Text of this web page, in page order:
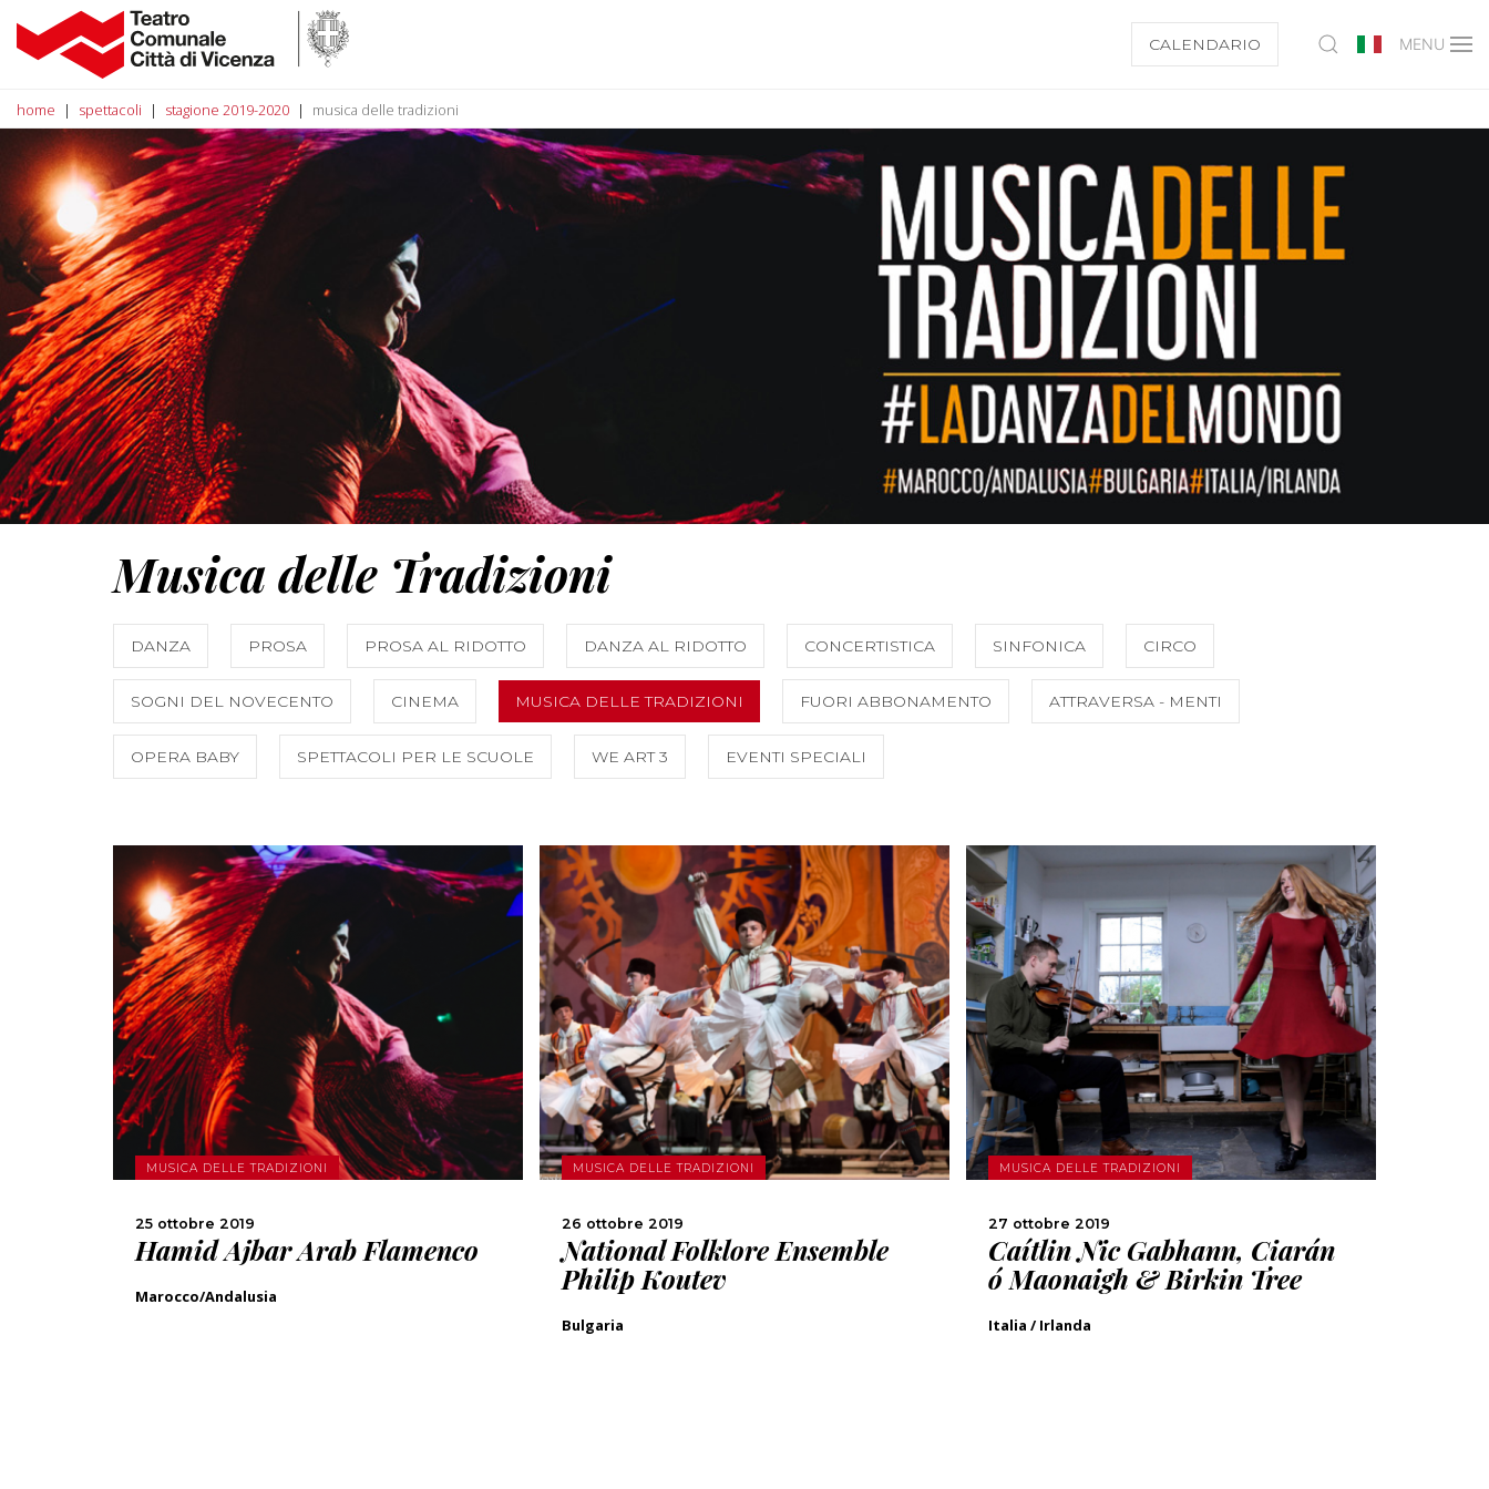
CALENDARIO MENU
home spettacoli stagione 2019-2020 musica delle tradizioni
Musica delle Tradizioni
DANZA PROSA PROSA AL RIDOTTO DANZA AL RIDOTTO CONCERTISTICA SINFONICA CIRCO
SOGNI DEL NOVECENTO CINEMA MUSICA DELLE TRADIZIONI FUORI ABBONAMENTO ATTRAVERSA - MENTI
OPERA BABY SPETTACOLI PER LE SCUOLE WE ART 3 EVENTI SPECIALI
MUSICA DELLE TRADIZIONI
25 ottobre 2019
Hamid Ajbar Arab Flamenco
Marocco/Andalusia
SCOPRI DI PIÙ
CONDIVIDI
MUSICA DELLE TRADIZIONI
26 ottobre 2019
National Folklore Ensemble
Philip Koutev
Bulgaria
SCOPRI DI PIÙ
CONDIVIDI
MUSICA DELLE TRADIZIONI
27 ottobre 2019
Caítlin Nic Gabhann, Ciarán
ó Maonaigh & Birkin Tree
Italia / Irlanda
SCOPRI DI PIÙ
CONDIVIDI